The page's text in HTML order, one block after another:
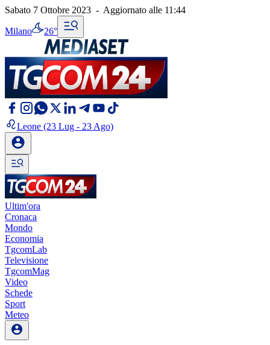
Sabato 7 Ottobre 2023 - Aggiornato alle 11:44
Milano 26°
Leone (23 Lug - 23 Ago)
Ultim'ora
Cronaca
Mondo
Economia
TgcomLab
Televisione
TgcomMag
Video
Schede
Sport
Meteo